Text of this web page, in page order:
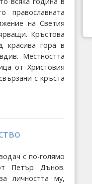
православната
на Светия
Кръстова
красива гора в
Местността
от Христовия
с кръста
с по-голямо
Петър Дънов.
личността му,